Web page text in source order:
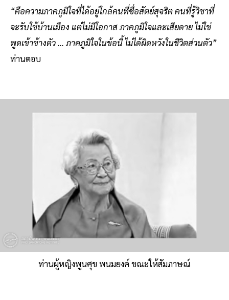
“คือความภาคภูมิใจที่ได้อยู่ใกล้คนที่ซื่อสัตย์สุจริต คนที่รู้วิชาที่
จะรับใช้บ้านเมือง แต่ไม่มีโอกาส ภาคภูมิใจและเสียดาย ไม่ใช่
พูดเข้าข้างตัว ... ภาคภูมิใจในข้อนี้ ไม่ได้ผิดหวังในชีวิตส่วนตัว”
ท่านตอบ
ท่านผู้หญิงพูนศุข พนมยงค์ ขณะให้สัมภาษณ์